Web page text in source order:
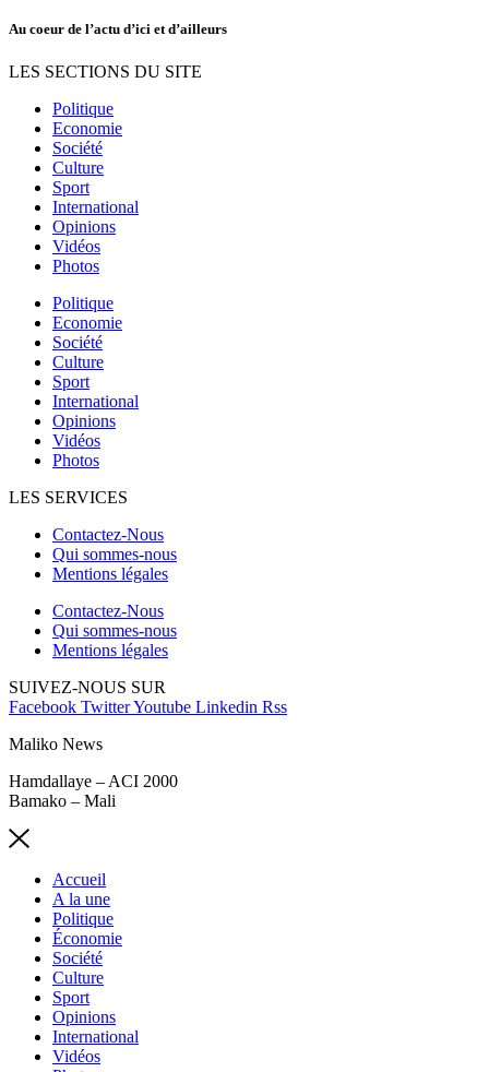
Au coeur de l’actu d’ici et d’ailleurs
LES SECTIONS DU SITE
Politique
Economie
Société
Culture
Sport
International
Opinions
Vidéos
Photos
Politique
Economie
Société
Culture
Sport
International
Opinions
Vidéos
Photos
LES SERVICES
Contactez-Nous
Qui sommes-nous
Mentions légales
Contactez-Nous
Qui sommes-nous
Mentions légales
SUIVEZ-NOUS SUR
Facebook TwitterYoutube Linkedin Rss
Maliko News
Hamdallaye – ACI 2000
Bamako – Mali
Accueil
A la une
Politique
Économie
Société
Culture
Sport
Opinions
International
Vidéos